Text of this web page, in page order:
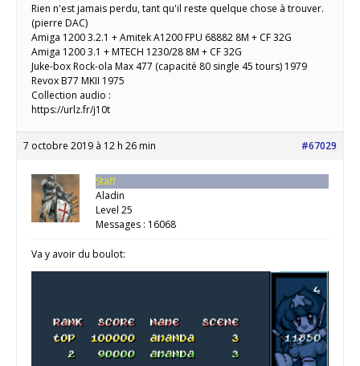
Rien n'est jamais perdu, tant qu'il reste quelque chose à trouver.
(pierre DAC)
Amiga 1200 3.2.1 + Amitek A1200 FPU 68882 8M + CF 32G
Amiga 1200 3.1 + MTECH 1230/28 8M + CF 32G
Juke-box Rock-ola Max 477 (capacité 80 single 45 tours) 1979
Revox B77 MKII 1975
Collection audio :
https://urlz.fr/j10t
7 octobre 2019 à 12 h 26 min #67029
Staff
Aladin
Level 25
Messages : 16068
Va y avoir du boulot: